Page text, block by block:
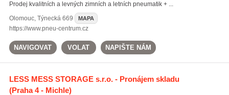
Prodej kvalitních a levných zimních a letních pneumatik + ...
Olomouc, Týnecká 669 MAPA
https://www.pneu-centrum.cz
NAVIGOVAT VOLAT NAPIŠTE NÁM
LESS MESS STORAGE s.r.o. - Pronájem skladu
(Praha 4 - Michle)